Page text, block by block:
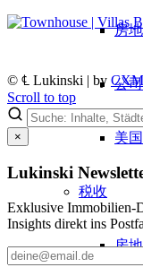
房
公
美
税收
房
© ℄ Lukinski | by
Scroll to top
×
Lukinski
Exklusive Immobilien-
Insights direkt ins